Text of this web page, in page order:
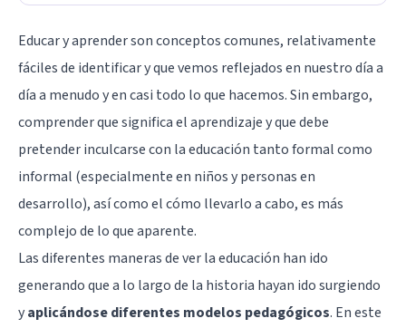
Educar y aprender son conceptos comunes, relativamente
fáciles de identificar y que vemos reflejados en nuestro día a
día a menudo y en casi todo lo que hacemos. Sin embargo,
comprender que significa el aprendizaje y que debe
pretender inculcarse con la educación tanto formal como
informal (especialmente en niños y personas en
desarrollo), así como el cómo llevarlo a cabo, es más
complejo de lo que aparente.
Las diferentes maneras de ver la educación han ido
generando que a lo largo de la historia hayan ido surgiendo
yaplicándose diferentes modelos pedagógicos. En este